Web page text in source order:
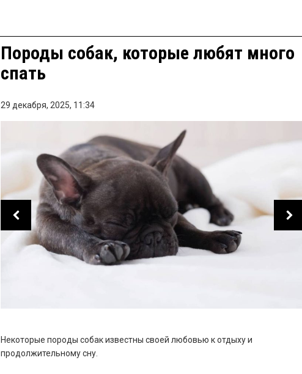
Породы собак, которые любят много
спать
29 декабря, 2025, 11:34
Некоторые породы собак известны своей любовью к отдыху и
продолжительному сну.